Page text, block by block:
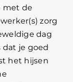
met de
zorg
dag
dat je goed
het hijsen